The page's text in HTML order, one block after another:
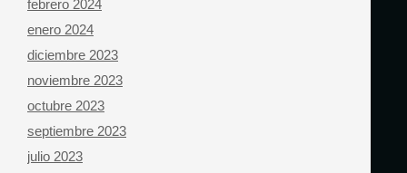
febrero 2024
enero 2024
diciembre 2023
noviembre 2023
octubre 2023
septiembre 2023
julio 2023